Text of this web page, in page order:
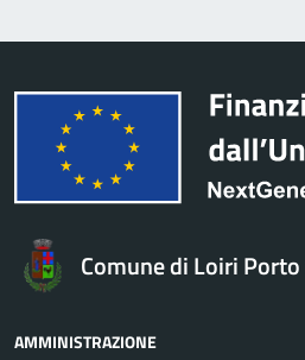
Comune di Loiri
AMMINISTRAZIONE